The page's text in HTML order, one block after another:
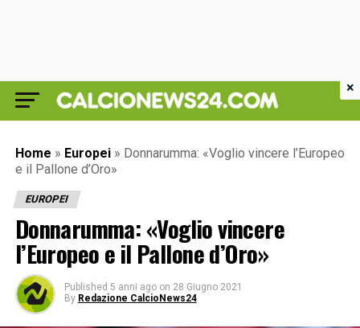
Home » Europei » Donnarumma: «Voglio vincere l’Europeo
e il Pallone d’Oro»
EUROPEI
Donnarumma: «Voglio vincere
l’Europeo e il Pallone d’Oro»
Published 5 anni ago on 28 Giugno 2021
By Redazione CalcioNews24
×